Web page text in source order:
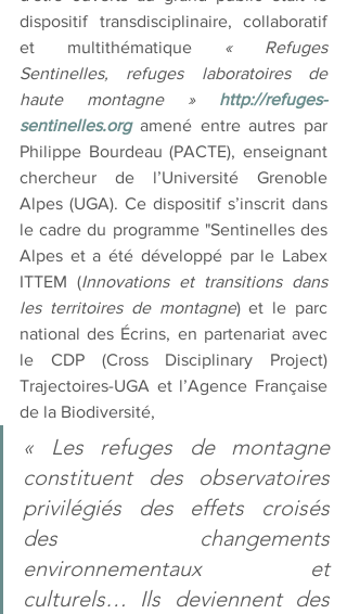
dispositif transdisciplinaire, collaboratif
et multithématique « Refuges
Sentinelles, refuges laboratoires de
haute montagne » http://refuges-
sentinelles.org amené entre autres par
Philippe Bourdeau (PACTE), enseignant
chercheur de l’Université Grenoble
Alpes (UGA). Ce dispositif s’inscrit dans
le cadre du programme "Sentinelles des
Alpes et a été développé par le Labex
ITTEM (Innovations et transitions dans
les territoires de montagne) et le parc
national des Écrins, en partenariat avec
le CDP (Cross Disciplinary Project)
Trajectoires-UGA et l’Agence Française
de la Biodiversité,
« Les refuges de montagne
constituent des observatoires
privilégiés des effets croisés
des changements
environnementaux et
culturels… Ils deviennent des